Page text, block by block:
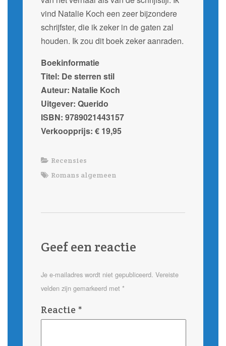
vind Natalie Koch een zeer bijzondere
schrijfster, die ik zeker in de gaten zal
houden. Ik zou dit boek zeker aanraden.
Boekinformatie
Titel: De sterren stil
Auteur: Natalie Koch
Uitgever: Querido
ISBN: 9789021443157
Verkoopprijs: € 19,95
Recensies
Romans algemeen
Geef een reactie
Je e-mailadres wordt niet gepubliceerd. Vereiste
velden zijn gemarkeerd met *
Reactie *